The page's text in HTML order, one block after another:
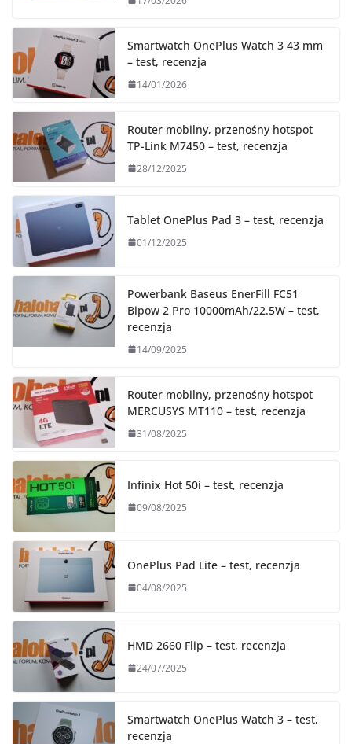
Smartwatch OnePlus Watch 3 43 mm
– test, recenzja
14/01/2026
Router mobilny, przenośny hotspot
TP-Link M7450 – test, recenzja
28/12/2025
Tablet OnePlus Pad 3 – test, recenzja
01/12/2025
Powerbank Baseus EnerFill FC51
Bipow 2 Pro 10000mAh/22.5W – test,
recenzja
14/09/2025
Router mobilny, przenośny hotspot
MERCUSYS MT110 – test, recenzja
31/08/2025
Infinix Hot 50i – test, recenzja
09/08/2025
OnePlus Pad Lite – test, recenzja
04/08/2025
HMD 2660 Flip – test, recenzja
24/07/2025
Smartwatch OnePlus Watch 3 – test,
recenzja